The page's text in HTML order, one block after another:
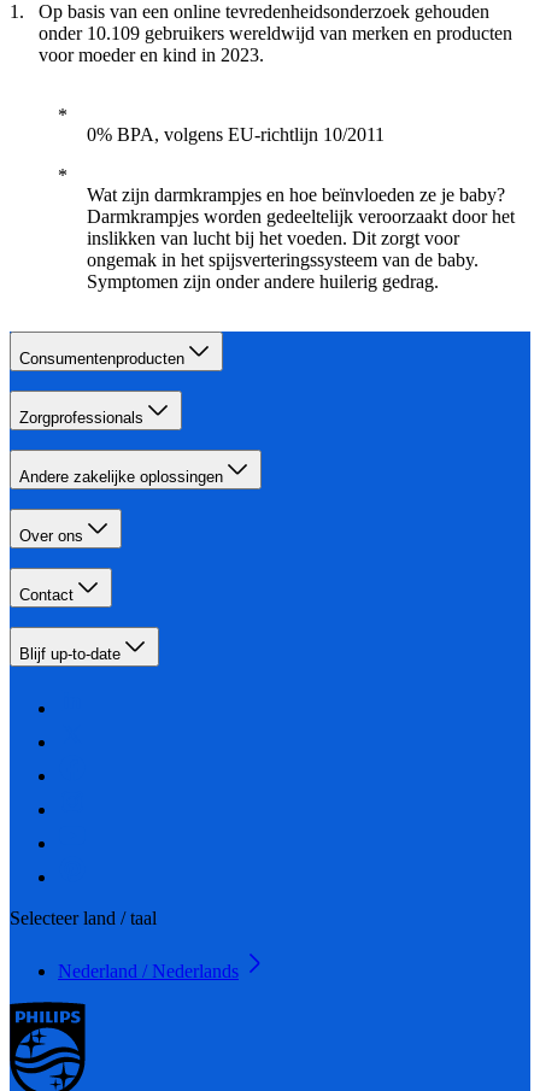
Op basis van een online tevredenheidsonderzoek gehouden
onder 10.109 gebruikers wereldwijd van merken en producten
voor moeder en kind in 2023.
0% BPA, volgens EU-richtlijn 10/2011
Wat zijn darmkrampjes en hoe beïnvloeden ze je baby?
Darmkrampjes worden gedeeltelijk veroorzaakt door het
inslikken van lucht bij het voeden. Dit zorgt voor
ongemak in het spijsverteringssysteem van de baby.
Symptomen zijn onder andere huilerig gedrag.
Consumentenproducten
Zorgprofessionals
Andere zakelijke oplossingen
Over ons
Contact
Blijf up-to-date
Selecteer land / taal
Nederland / Nederlands